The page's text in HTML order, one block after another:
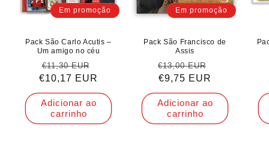
Em promoção
Pack São Carlo Acutis –
Um amigo no céu
Preço
normal
€11,30 EUR
de
saldo
€10,17 EUR
Adicionar ao
carrinho
Em promoção
Pack São Francisco de
Assis
Preço
normal
€13,00 EUR
saldo
€9,75 EUR
Adicionar ao
carrinho